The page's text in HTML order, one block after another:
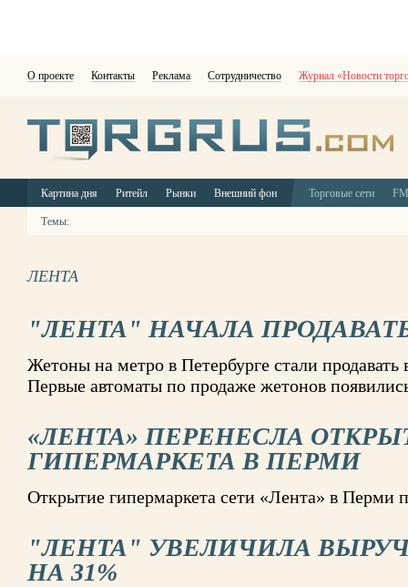
О проекте Контакты Реклама Сотрудничество Журнал «Новости
Картина дня Ритейл Рынки Внешний фон Торговые сети
Темы:
ЛЕНТА
"ЛЕНТА" НАЧАЛА
Жетоны на метро в Петербурге стали продавать
Первые автоматы по продаже жетонов
«ЛЕНТА» ПЕРЕНЕСЛА
ГИПЕРМАРКЕТА В ПЕРМИ
Открытие гипермаркета сети «Лента» в Перми
"ЛЕНТА" УВЕЛИЧИЛА
НА 31%